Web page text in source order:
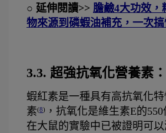
○ 延伸閱讀>> 膽鹼4大功效，
物來源到磷蝦油補充，一次搞
3.3. 超強抗氧化營養素
蝦紅素是一種具有高抗氧化
素(8) ，抗氧化是維生素E的550
在大鼠的實驗中已被證明可